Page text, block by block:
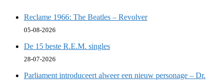
Reclame 1966: The Beatles – Revolver
05-08-2026
De 15 beste R.E.M. singles
28-07-2026
Parliament introduceert alweer een nieuw personage – Dr.